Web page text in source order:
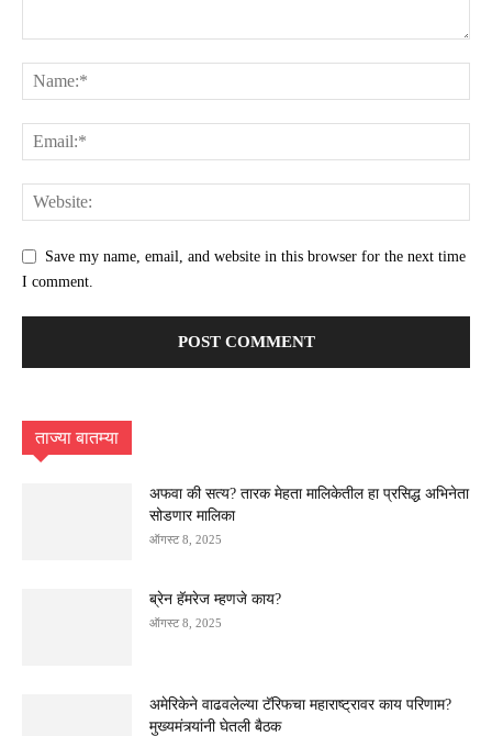
Save my name, email, and website in this browser for the next time
I comment.
ताज्या बातम्या
अफवा की सत्य? तारक मेहता मालिकेतील हा प्रसिद्ध अभिनेता
सोडणार मालिका
ऑगस्ट 8, 2025
ब्रेन हॅमरेज म्हणजे काय?
ऑगस्ट 8, 2025
अमेरिकेने वाढवलेल्या टॅरिफचा महाराष्ट्रावर काय परिणाम?
मुख्यमंत्र्यांनी घेतली बैठक